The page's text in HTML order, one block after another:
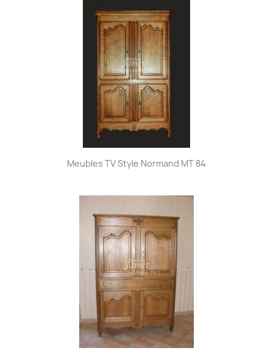
Meubles TV Style Normand MT 84